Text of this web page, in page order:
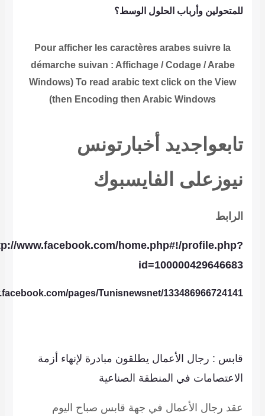
للمتحولين وأرباب الحلول الوسط؟
Pour afficher les caractères arabes suivre la
démarche suivan : Affichage / Codage / Arabe
Windows) To read arabic text click on the View
then Encoding then Arabic Windows)
تابعوا جديد أخبار تونس
نيوز على الفايسبوك
الرابط
www.facebook.com/home.php#!/profile.php?
id=100000429646683
pages/Tunisnewsnet/133486966724141
قابس : رجال الأعمال يطلقون مبادرة لإنهاء أزمة
الاعتصامات في المنطقة الصناعية
عقد رجال الأعمال في جهة قابس صباح اليوم